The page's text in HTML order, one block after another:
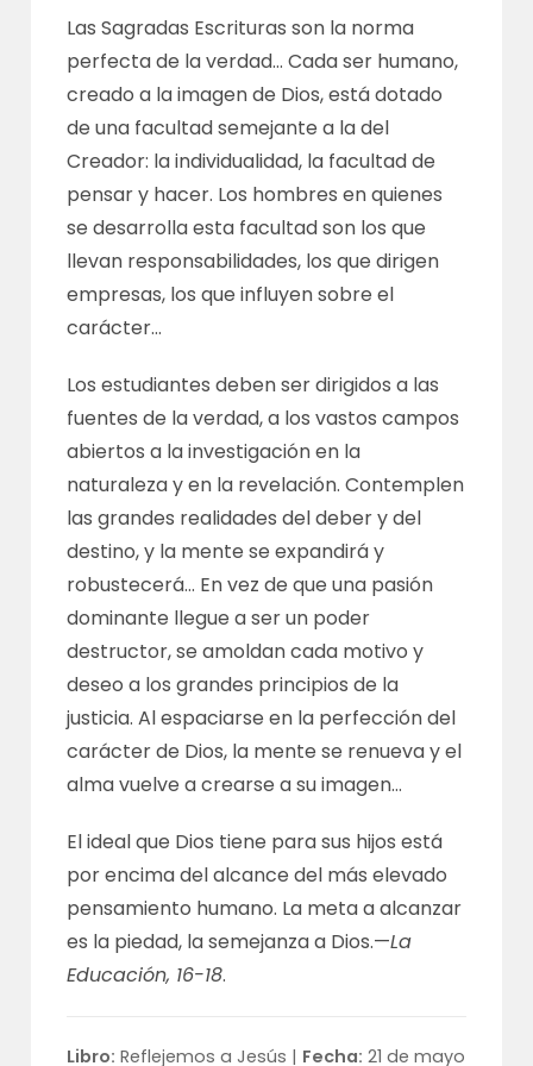
Las Sagradas Escrituras son la norma
perfecta de la verdad… Cada ser humano,
creado a la imagen de Dios, está dotado
de una facultad semejante a la del
Creador: la individualidad, la facultad de
pensar y hacer. Los hombres en quienes
se desarrolla esta facultad son los que
llevan responsabilidades, los que dirigen
empresas, los que influyen sobre el
carácter…
Los estudiantes deben ser dirigidos a las
fuentes de la verdad, a los vastos campos
abiertos a la investigación en la
naturaleza y en la revelación. Contemplen
las grandes realidades del deber y del
destino, y la mente se expandirá y
robustecerá… En vez de que una pasión
dominante llegue a ser un poder
destructor, se amoldan cada motivo y
deseo a los grandes principios de la
justicia. Al espaciarse en la perfección del
carácter de Dios, la mente se renueva y el
alma vuelve a crearse a su imagen…
El ideal que Dios tiene para sus hijos está
por encima del alcance del más elevado
pensamiento humano. La meta a alcanzar
es la piedad, la semejanza a Dios.—La
Educación, 16-18.
Libro: Reflejemos a Jesús | Fecha: 21 de mayo